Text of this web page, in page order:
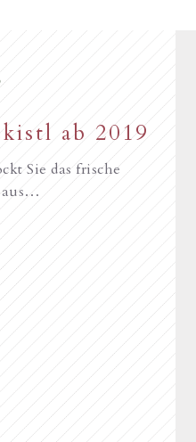
wünscht all
Frohe
ab 2019
Sie das frische
aus…
summer of
2018